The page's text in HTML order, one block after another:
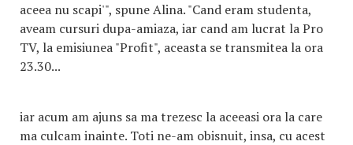
aceea nu scapi'", spune Alina. "Cand eram studenta,
aveam cursuri dupa-amiaza, iar cand am lucrat la Pro
TV, la emisiunea "Profit", aceasta se transmitea la ora
23.30...
iar acum am ajuns sa ma trezesc la aceeasi ora la care
ma culcam inainte. Toti ne-am obisnuit, insa, cu acest